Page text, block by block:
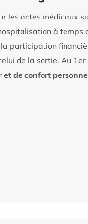
les actes médicaux
à temps
participation
de la sortie. Au
de confort